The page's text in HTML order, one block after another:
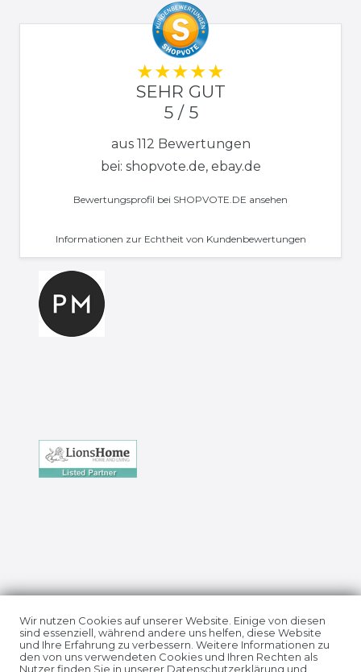
SEHR GUT
5 / 5
aus 112 Bewertungen
bei: shopvote.de, ebay.de
Bewertungsprofil bei SHOPVOTE.DE ansehen
Informationen zur Echtheit von Kundenbewertungen
Impressum Daten­schutz­erklärung
Wir nutzen Cookies auf unserer Website. Einige von diesen
sind essenziell, während andere uns helfen, diese Website
und Ihre Erfahrung zu verbessern. Weitere Informationen zu
den von uns verwendeten Cookies und Ihren Rechten als
Nutzer finden Sie in unserer Daten­schutz­erklärung und